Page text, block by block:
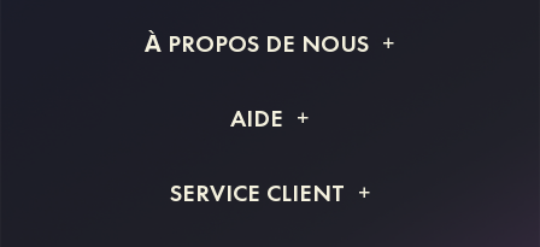
À PROPOS DE NOUS
Livraison
AIDE
Retour et remboursement
SERVICE CLIENT